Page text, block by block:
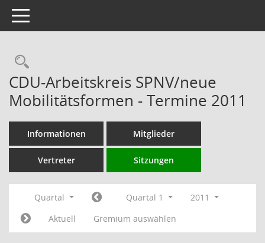
Toggle navigation
Rechercheauswahl
CDU-Arbeitskreis SPNV/neue
Mobilitätsformen - Termine 2011
Informationen Mitglieder
Vertreter Sitzungen
Quartal Quartal 1
2011
Aktuell
Gremium auswählen